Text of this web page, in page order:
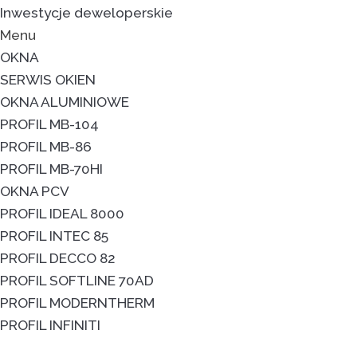
Inwestycje deweloperskie
Menu
OKNA
SERWIS OKIEN
OKNA ALUMINIOWE
PROFIL MB-104
PROFIL MB-86
PROFIL MB-70HI
OKNA PCV
PROFIL IDEAL 8000
PROFIL INTEC 85
PROFIL DECCO 82
PROFIL SOFTLINE 70AD
PROFIL MODERNTHERM
PROFIL INFINITI